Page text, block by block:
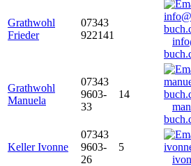
Grathwohl
Frieder
07343
922141
Grathwohl
Manuela
07343
9603-
33
14
Keller Ivonne
07343
9603-
26
5